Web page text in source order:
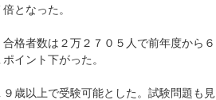
となった。
格者数は２万２７０５人で前年度から６
イント下がった。
歳以上で受験可能とした。試験問題も見